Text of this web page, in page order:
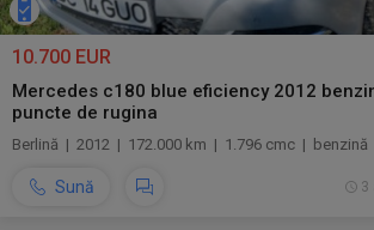
10.700 EUR
Mercedes c180 blue eficiency 2012
puncte de rugina
Berlină | 2012 | 172.000 km | 1.796 cmc | benzină
Sună 3